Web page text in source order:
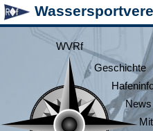
WVRf
Geschichte
News